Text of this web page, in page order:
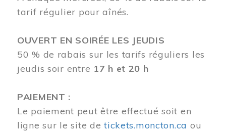
tarif régulier pour aînés.
OUVERT EN SOIRÉE LES JEUDIS
50 % de rabais sur les tarifs réguliers les
jeudis soir entre 17 h et 20 h
PAIEMENT :
Le paiement peut être effectué soit en
ligne sur le site detickets.moncton.ca ou